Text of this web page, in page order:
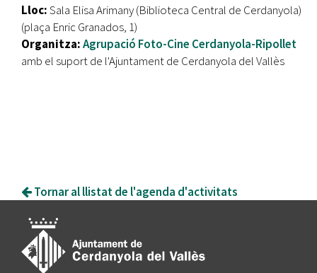
Lloc:Sala Elisa Arimany (Biblioteca Central de Cerdanyola)
(plaça Enric Granados, 1)
Organitza:Agrupació Foto-Cine Cerdanyola-Ripollet
amb el suport de l'Ajuntament de Cerdanyola del Vallès
Tornar al llistat de l'agenda d'activitats